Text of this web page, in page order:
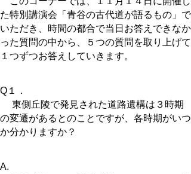
た特別講演会「青谷の古代道が語るもの」で
いただき、時間の都合で当日お答えできなか
った質問の中から、５つの質問を取り上げて
１つずつお答えしていきます。
Q１．
東側丘陵で発見された道路遺構は３時期
の変遷があるとのことですが、各時期がいつ
か分かりますか？
A.